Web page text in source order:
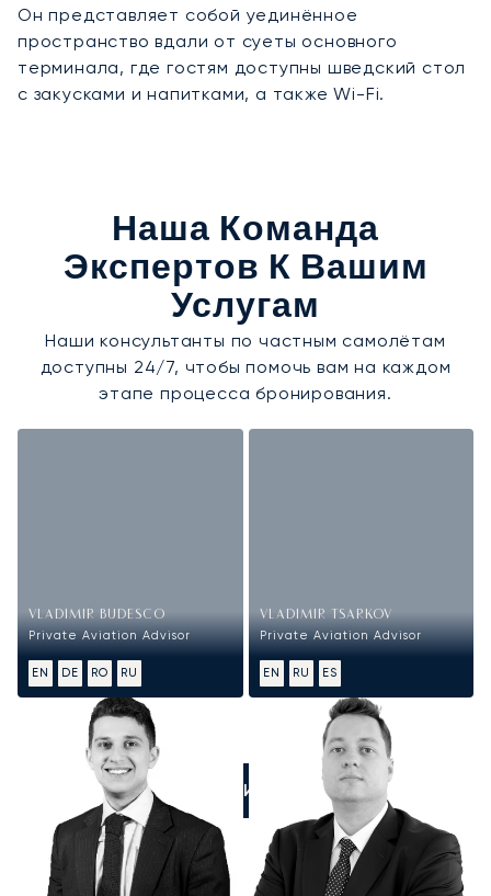
Он представляет собой уединённое
пространство вдали от суеты основного
терминала, где гостям доступны шведский стол
с закусками и напитками, а также Wi-Fi.
Наша Команда
Экспертов К Вашим
Услугам
Наши консультанты по частным самолётам
доступны 24/7, чтобы помочь вам на каждом
этапе процесса бронирования.
VLADIMIR BUDESCO
Private Aviation Advisor
EN DE RO RU
VLADIMIR TSARKOV
Private Aviation Advisor
EN RU ES
ПОЗВОНИТЕ НАМ